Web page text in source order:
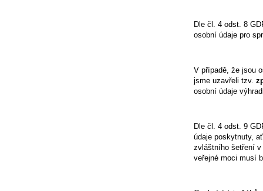
Dle čl. 4 odst. 8
osobní údaje pro
V případě, že jsou
jsme uzavřeli tzv.
osobní údaje
Dle čl. 4 odst. 9
údaje poskytnuty,
zvláštního šetření v
veřejné moci musí